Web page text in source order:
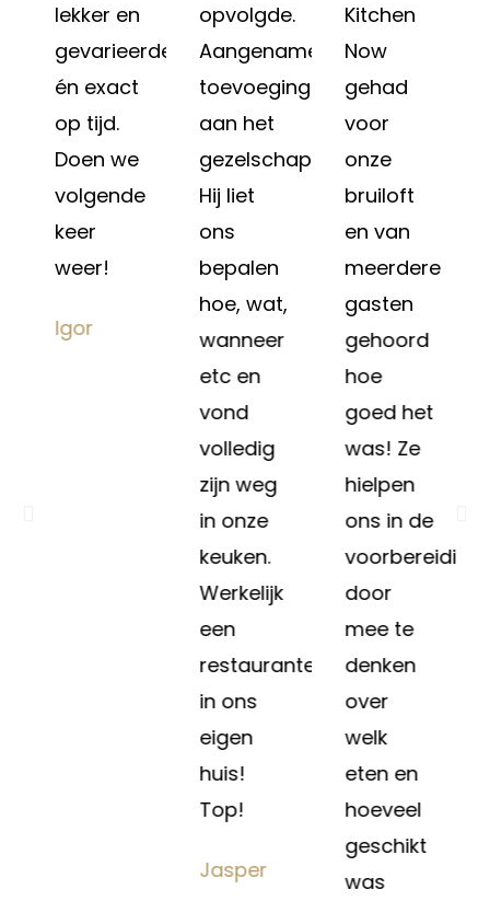
lekker en
gevarieerde
én exact
op tijd.
Doen we
volgende
keer
weer!
Igor
opvolgde.
Aangename
toevoeging
aan het
gezelschap.
Hij liet
ons
bepalen
hoe, wat,
wanneer
etc en
vond
volledig
zijn weg
in onze
keuken.
Werkelijk
een
restaurantervaring
in ons
eigen
huis!
Top!
Jasper
Kitchen
Now
gehad
voor
onze
bruiloft
en van
meerdere
gasten
gehoord
hoe
goed het
was! Ze
hielpen
ons in de
voorbereiding
door
mee te
denken
over
welk
eten en
hoeveel
geschikt
was